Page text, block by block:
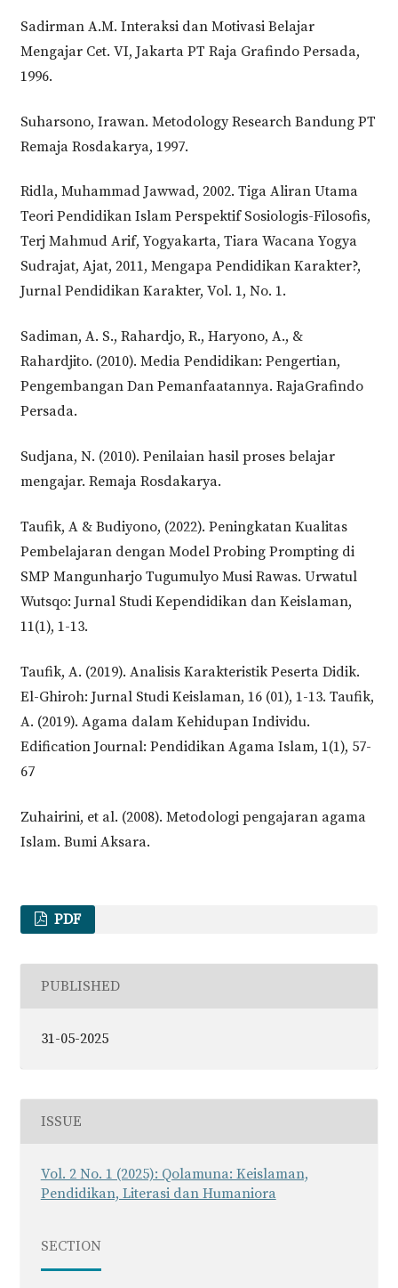
Sadirman A.M. Interaksi dan Motivasi Belajar
Mengajar Cet. VI, Jakarta PT Raja Grafindo Persada,
1996.
Suharsono, Irawan. Metodology Research Bandung PT
Remaja Rosdakarya, 1997.
Ridla, Muhammad Jawwad, 2002. Tiga Aliran Utama
Teori Pendidikan Islam Perspektif Sosiologis-Filosofis,
Terj Mahmud Arif, Yogyakarta, Tiara Wacana Yogya
Sudrajat, Ajat, 2011, Mengapa Pendidikan Karakter?,
Jurnal Pendidikan Karakter, Vol. 1, No. 1.
Sadiman, A. S., Rahardjo, R., Haryono, A., &
Rahardjito. (2010). Media Pendidikan: Pengertian,
Pengembangan Dan Pemanfaatannya. RajaGrafindo
Persada.
Sudjana, N. (2010). Penilaian hasil proses belajar
mengajar. Remaja Rosdakarya.
Taufik, A & Budiyono, (2022). Peningkatan Kualitas
Pembelajaran dengan Model Probing Prompting di
SMP Mangunharjo Tugumulyo Musi Rawas. Urwatul
Wutsqo: Jurnal Studi Kependidikan dan Keislaman,
11(1), 1-13.
Taufik, A. (2019). Analisis Karakteristik Peserta Didik.
El-Ghiroh: Jurnal Studi Keislaman, 16 (01), 1-13. Taufik,
A. (2019). Agama dalam Kehidupan Individu.
Edification Journal: Pendidikan Agama Islam, 1(1), 57-
67
Zuhairini, et al. (2008). Metodologi pengajaran agama
Islam. Bumi Aksara.
PDF
PUBLISHED
31-05-2025
ISSUE
Vol. 2 No. 1 (2025): Qolamuna: Keislaman,
Pendidikan, Literasi dan Humaniora
SECTION